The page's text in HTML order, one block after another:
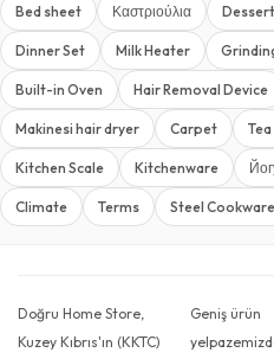
Bed sheet Καστριούλια
Dinner Set Milk Heater
Built-in Oven Hair Removal Device
Makinesi hair dryer Carpet
Kitchen Scale Kitchenware
Climate Terms Steel Cookware
Doğru Home Store,
Kuzey Kıbrıs'ın (KKTC)
Geniş ürün